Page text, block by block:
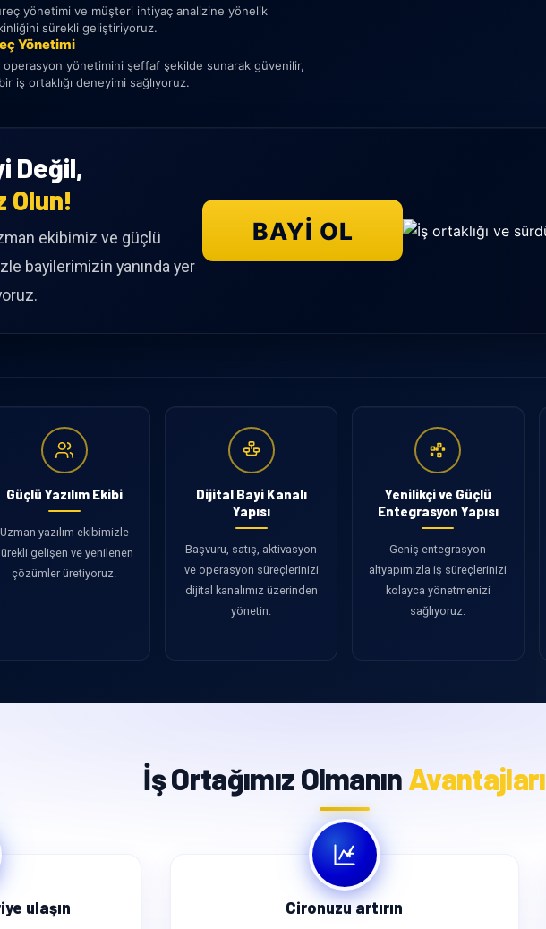
yönetimi ve müşteri ihtiyaç analizine yönelik
sürekli geliştiriyoruz.
Yönetimi
yönetimini şeffaf şekilde sunarak güvenilir,
iş ortaklığı deneyimi sağlıyoruz.
Değil,
Olun!
ekibimiz ve güçlü
bayilerimizin yanında yer
BAYI OL
Güçlü Yazılım Ekibi
Uzman yazılım ekibimizle
gelişen ve yenilenen
çözümler üretiyoruz.
Dijital Bayi Kanalı
Yapısı
Başvuru, satış, aktivasyon
ve operasyon süreçlerinizi
dijital kanalımız üzerinden
yönetin.
Yenilikçi ve Güçlü
Entegrasyon Yapısı
Geniş entegrasyon
altyapımızla iş süreçlerinizi
kolayca yönetmenizi
sağlıyoruz.
İş Ortağımız OlmanınAvantajları
ulaşın Cironuzu artırın